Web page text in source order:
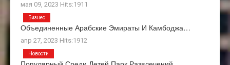
мая 09, 2023 Hits:1911
Объединенные Арабские Эмираты И Камбоджа…
апр 27, 2023 Hits:1912
Бизнес
Новости